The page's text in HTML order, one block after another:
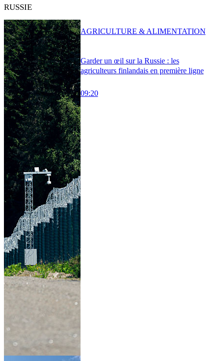
RUSSIE
Garder un œil sur la Russie : les
agriculteurs finlandais en première ligne
09:20
AGRICULTURE & ALIMENTATION